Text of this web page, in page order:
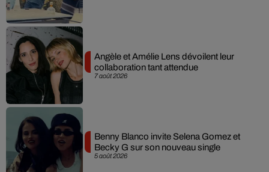
7 août 2026
Angèle et Amélie Lens dévoilent leur
collaboration tant attendue
5 août 2026
Benny Blanco invite Selena Gomez et
Becky G sur son nouveau single